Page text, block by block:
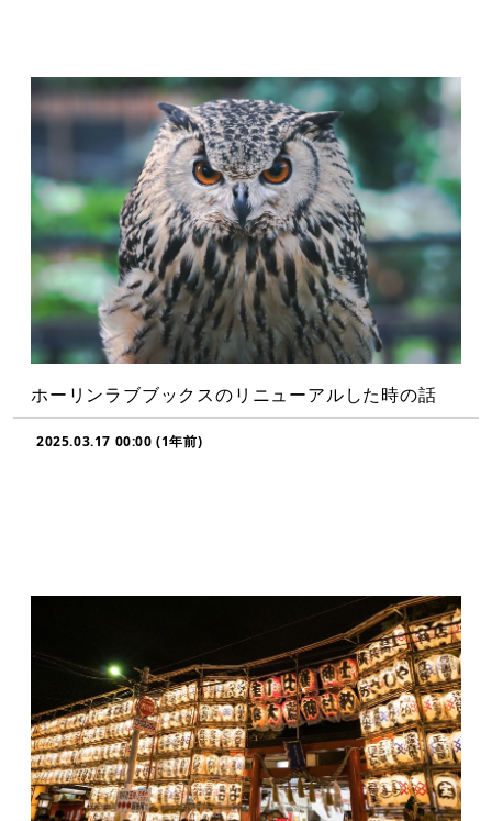
ホーリンラブブックスのリニューアルした時の話
2025.03.17 00:00 (1年前)